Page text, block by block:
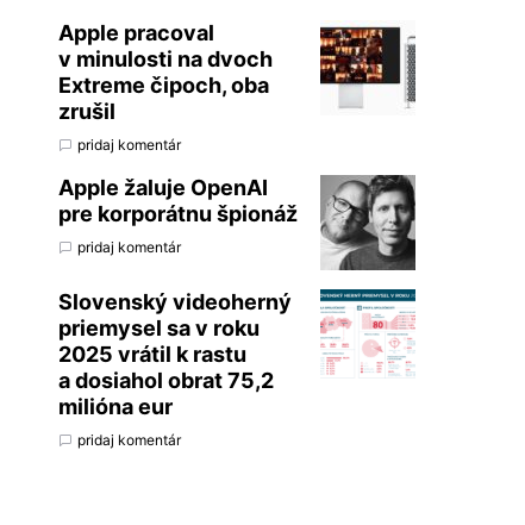
Apple pracoval
v minulosti na dvoch
Extreme čipoch, oba
zrušil
pridaj komentár
Apple žaluje OpenAI
pre korporátnu špionáž
pridaj komentár
Slovenský videoherný
priemysel sa v roku
2025 vrátil k rastu
a dosiahol obrat 75,2
milióna eur
pridaj komentár